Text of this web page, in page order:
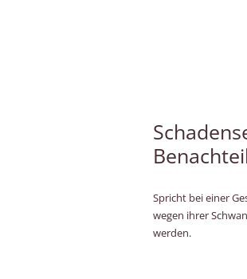
Spricht bei einer
wegen ihrer
werden.